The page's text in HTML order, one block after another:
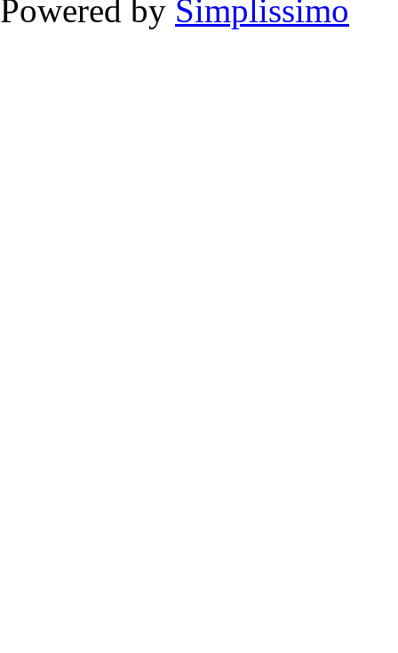
Powered by Simplissimo